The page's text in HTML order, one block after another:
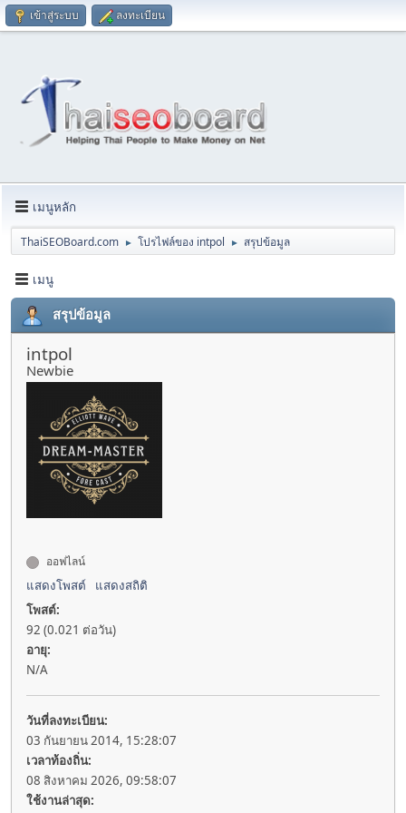
เข้าสู่ระบบ ลงทะเบียน
เมนูหลัก
ThaiSEOBoard.com ► โปรไฟล์ของ intpol ► สรุปข้อมูล
เมนู
สรุปข้อมูล
intpol
Newbie
ออฟไลน์
แสดงโพสต์
แสดงสถิติ
โพสต์:
92 (0.021 ต่อวัน)
อายุ:
N/A
วันที่ลงทะเบียน:
03 กันยายน 2014, 15:28:07
เวลาท้องถิ่น:
08 สิงหาคม 2026, 09:58:07
ใช้งานล่าสุด: